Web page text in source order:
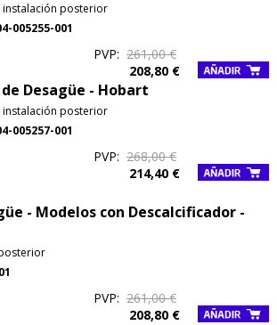
posterior
005255-001
PVP: 261,00 €
208,80 €
Desagüe - Hobart
posterior
005257-001
PVP: 268,00 €
214,40 €
- Modelos con Descalcificador -
PVP: 261,00 €
208,80 €